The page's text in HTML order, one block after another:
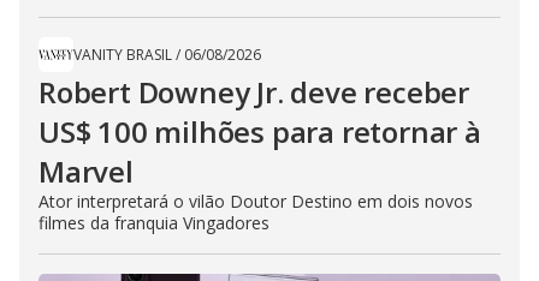
VANITY BRASIL/ 06/08/2026
Robert Downey Jr. deve receber
US$ 100 milhões para retornar à
Marvel
Ator interpretará o vilão Doutor Destino em dois novos
filmes da franquia Vingadores